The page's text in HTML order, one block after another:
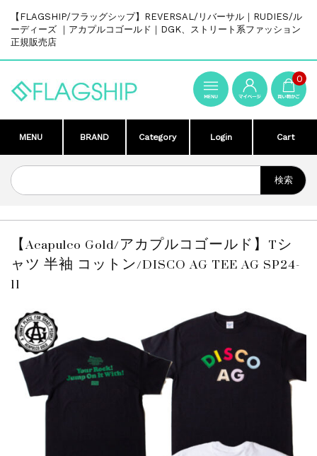
【FLAGSHIP/フラッグシップ】REVERSAL/リバーサル｜RUDIES/ル
ーディーズ ｜アカプルコゴールド｜DGK、ストリート系ファッション
正規販売店
0
MENU BRAND Category Login Cart
【Acapulco Gold/アカプルコゴールド】Tシ
ャツ 半袖 コットン/DISCO AG TEE AG SP24-
11